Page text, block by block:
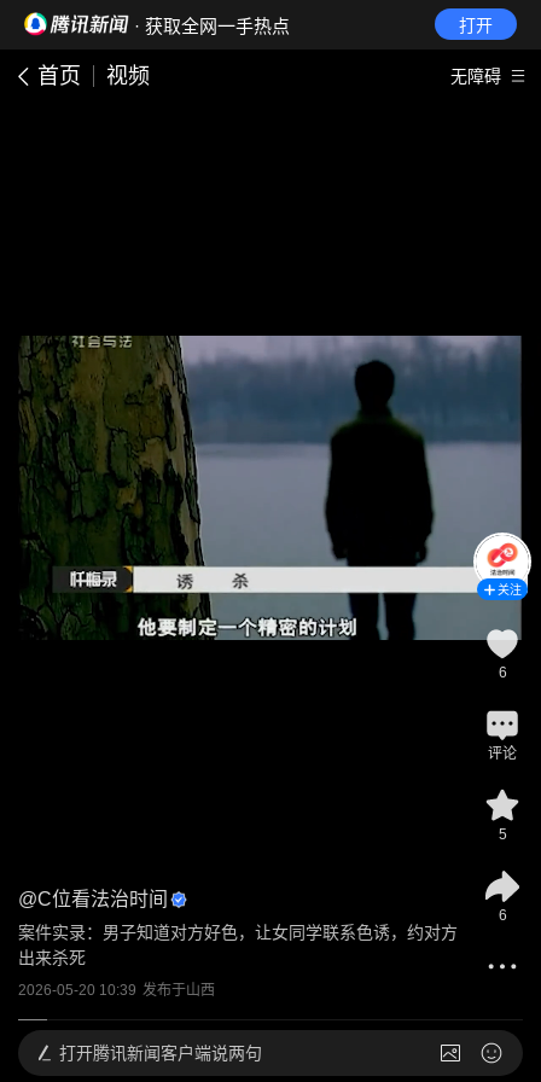
· 获取全网一手热点 打开
首页 视频 无障碍
@C位看法治时间
案件实录：男子知道对方好色，让女同学联系色诱，约对方
出来杀死
2026-05-20 10:39 发布于山西
关注
6
评论
5
6
打开腾讯新闻客户端说两句